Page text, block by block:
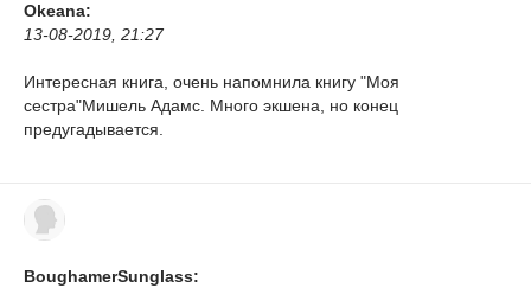
Okeana:
13-08-2019, 21:27
Интересная книга, очень напомнила книгу "Моя
сестра"Мишель Адамс. Много экшена, но конец
предугадывается.
BoughamerSunglass: